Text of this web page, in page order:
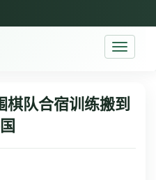
Toggle
棋队合宿训练搬到